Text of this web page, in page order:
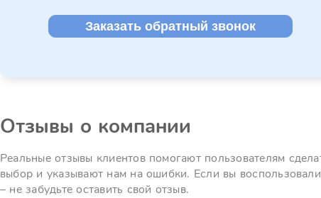
Заказать обратный звонок
Отзывы о компании
Реальные отзывы клиентов помогают пользователям
выбор и указывают нам на ошибки. Если вы
– не забудьте оставить свой отзыв.